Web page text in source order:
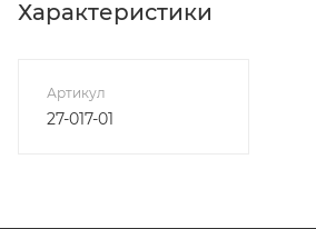
Характеристики
Артикул
27-017-01